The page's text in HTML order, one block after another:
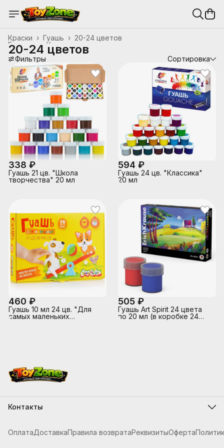
20-24 цветов
Гуашь ›
Краски ›
Канцтовары, школьные принадлежности
Главная ›
20-24 цветов
Фильтры Сортировка
338 ₽
Гуашь 21 цв. "Школа
творчества" 20 мл
594 ₽
Гуашь 24 цв. "Классика"
20 мл
460 ₽
Гуашь 10 мл 24 цв. "Для
самых маленьких
505 ₽
Гуашь Art Spirit 24 цвета
по 20 мл (в коробке 24
Контакты
Телефон
ОплатаДоставкаПравила возвратаРеквизитыОферта